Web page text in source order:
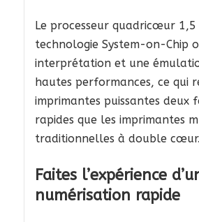
Le processeur quadricœur 1,5
technologie System-on-Chip
interprétation et une
hautes performances, ce qui
imprimantes puissantes deux
rapides que les imprimantes
traditionnelles à double cœur.
Faites l’expérience
numérisation rapide